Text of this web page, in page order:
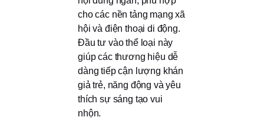
cho các nền tảng mạng xã
hội và điện thoại di động.
Đầu tư vào thể loại này
giúp các thương hiệu dễ
dàng tiếp cận lượng khán
giả trẻ, năng động và yêu
thích sự sáng tạo vui
nhộn.